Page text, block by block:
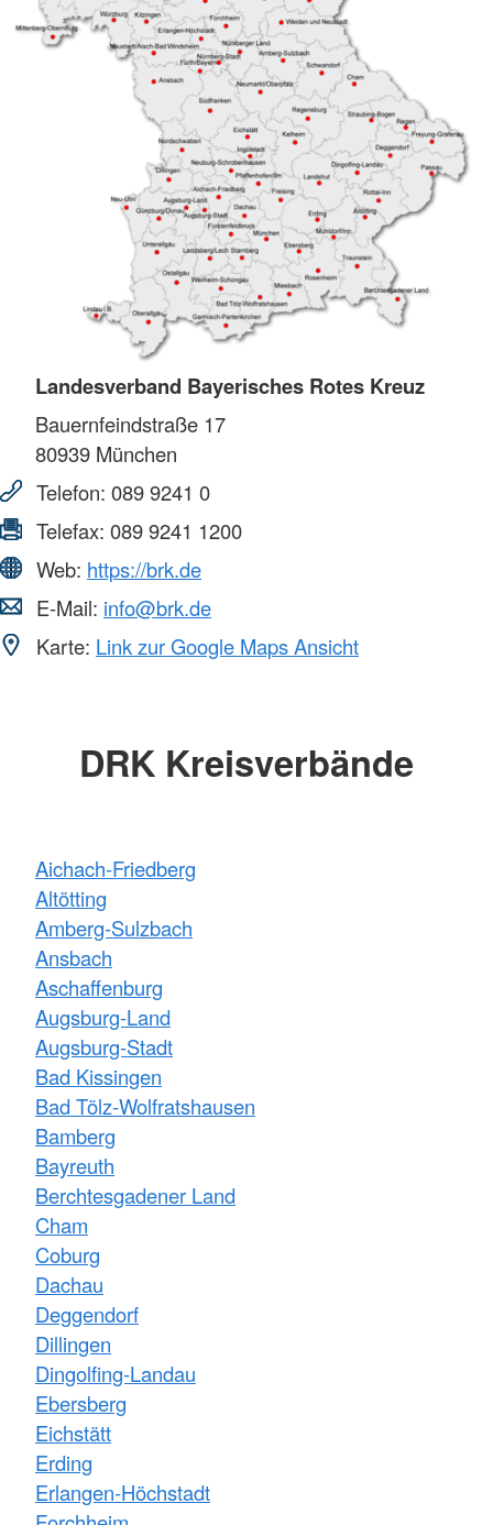
Landesverband Bayerisches Rotes Kreuz
Bauernfeindstraße 17
80939 München
Telefon: 089 9241 0
Telefax: 089 9241 1200
Web: https://brk.de
E-Mail: info@brk.de
Karte: Link zur Google Maps Ansicht
DRK Kreisverbände
Aichach-Friedberg
Altötting
Amberg-Sulzbach
Ansbach
Aschaffenburg
Augsburg-Land
Augsburg-Stadt
Bad Kissingen
Bad Tölz-Wolfratshausen
Bamberg
Bayreuth
Berchtesgadener Land
Cham
Coburg
Dachau
Deggendorf
Dillingen
Dingolfing-Landau
Ebersberg
Eichstätt
Erding
Erlangen-Höchstadt